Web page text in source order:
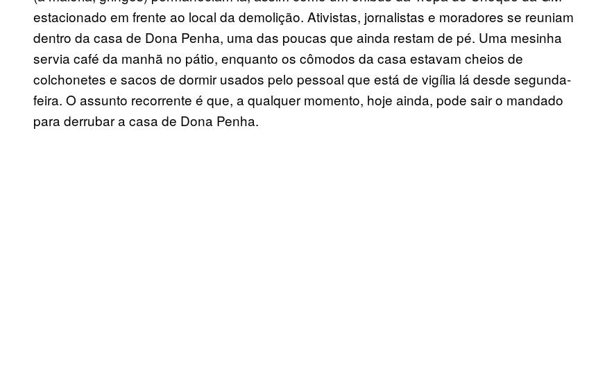
estacionado em frente ao local da demolição. Ativistas, jornalistas e moradores se reuniam
dentro da casa de Dona Penha, uma das poucas que ainda restam de pé. Uma mesinha
servia café da manhã no pátio, enquanto os cômodos da casa estavam cheios de
colchonetes e sacos de dormir usados pelo pessoal que está de vigília lá desde segunda-
feira. O assunto recorrente é que, a qualquer momento, hoje ainda, pode sair o mandado
para derrubar a casa de Dona Penha.